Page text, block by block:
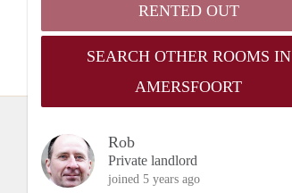
RENTED OUT
SEARCH OTHER ROOMS IN
AMERSFOORT
Rob
Private landlord
joined 5 years ago